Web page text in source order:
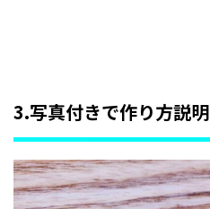
3.写真付きで作り方説明